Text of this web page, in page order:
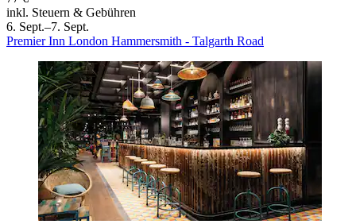
inkl. Steuern & Gebühren
6. Sept.–7. Sept.
Premier Inn London Hammersmith - Talgarth Road